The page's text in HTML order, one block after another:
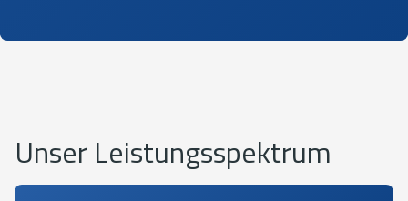
Unser Leistungsspektrum